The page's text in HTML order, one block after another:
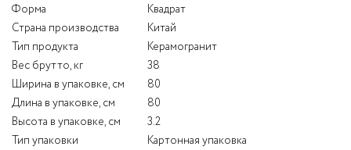
Форма
Квадрат
Страна производства
Китай
Тип продукта
Керамогранит
Вес брутто, кг
38
Ширина в упаковке, см
80
Длина в упаковке, см
80
Высота в упаковке, см
3.2
Тип упаковки
Картонная упаковка